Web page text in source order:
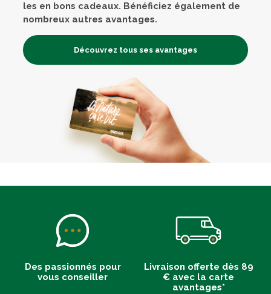
les en bons cadeaux. Bénéficiez également de
nombreux autres avantages.
Découvrez tous ses avantages
Des passionnés pour
vous conseiller
Livraison offerte dès 89
€ avec la carte
avantages*